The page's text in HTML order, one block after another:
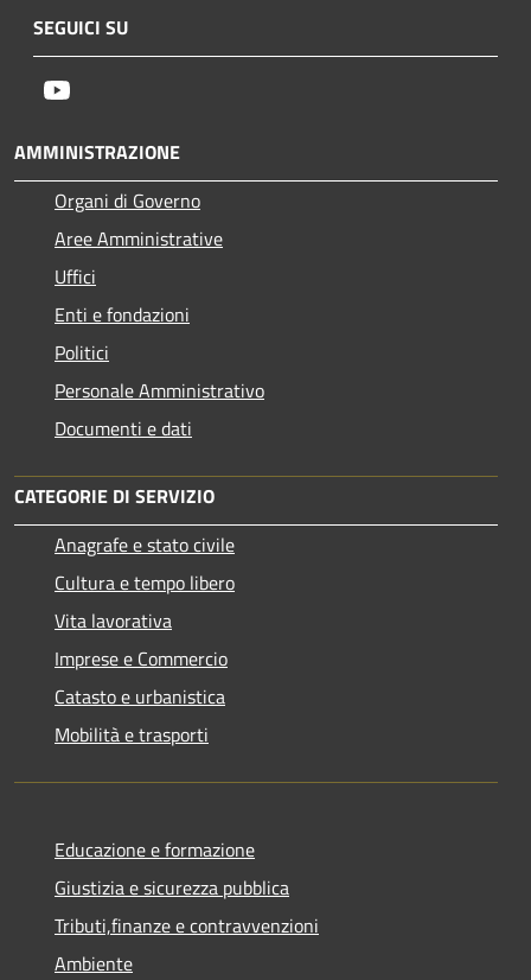
SEGUICI SU
AMMINISTRAZIONE
Organi di Governo
Aree Amministrative
Uffici
Enti e fondazioni
Politici
Personale Amministrativo
Documenti e dati
CATEGORIE DI SERVIZIO
Anagrafe e stato civile
Cultura e tempo libero
Vita lavorativa
Imprese e Commercio
Catasto e urbanistica
Mobilità e trasporti
Educazione e formazione
Giustizia e sicurezza pubblica
Tributi,finanze e contravvenzioni
Ambiente